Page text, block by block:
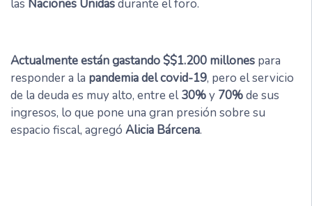
las Naciones Unidasdurante el foro.
Actualmente están gastando $$1.200 millones para
responder a la pandemia del covid-19, pero el servicio
de la deuda es muy alto, entre el30%y 70%de sus
ingresos, lo que pone una gran presión sobre su
espacio fiscal, agregó Alicia Bárcena.